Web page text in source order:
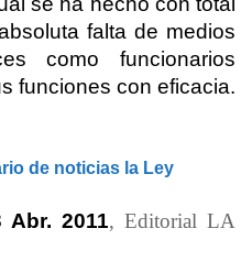
falta de medios
como funcionarios
funciones con eficacia.
de noticias la Ley
Abr. 2011, Editorial LA